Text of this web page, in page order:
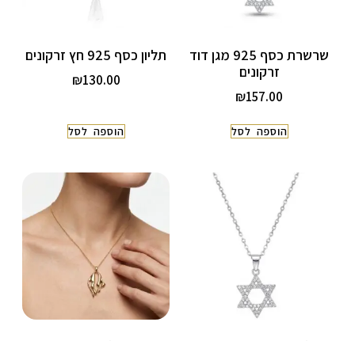
שרשרת כסף 925 מגן דוד
זרקונים
₪157.00
הוספה לסל
תליון כסף 925 חץ זרקונים
₪130.00
הוספה לסל